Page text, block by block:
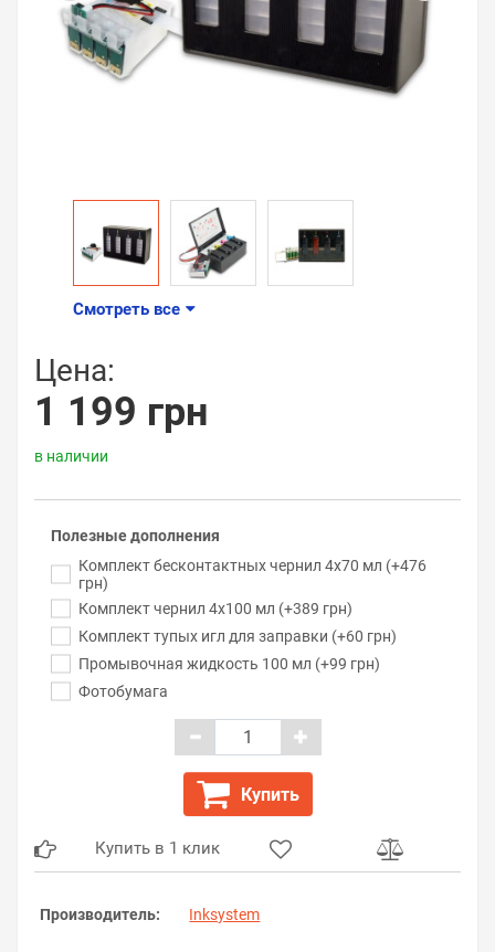
Смотреть все
Цена:
1 199 грн
в наличии
Полезные дополнения
Комплект бесконтактных чернил 4x70 мл (+476
грн)
Комплект чернил 4x100 мл (+389 грн)
Комплект тупых игл для заправки (+60 грн)
Промывочная жидкость 100 мл (+99 грн)
Фотобумага
Купить
Купить в 1 клик
Производитель: Inksystem